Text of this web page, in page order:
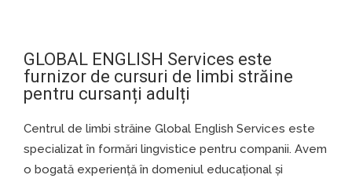
GLOBAL ENGLISH Services este
furnizor de cursuri de limbi străine
pentru cursanți adulți
Centrul de limbi străine Global English Services este
specializat în formări lingvistice pentru companii. Avem
o bogată experienţă în domeniul educațional și